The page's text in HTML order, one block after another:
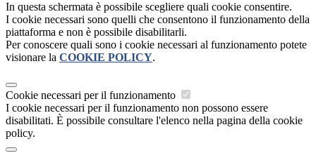
In questa schermata è possibile scegliere quali cookie consentire.
I cookie necessari sono quelli che consentono il funzionamento della
piattaforma e non è possibile disabilitarli.
Per conoscere quali sono i cookie necessari al funzionamento potete
visionare la COOKIE POLICY.
Cookie necessari per il funzionamento
I cookie necessari per il funzionamento non possono essere
disabilitati. È possibile consultare l'elenco nella pagina della cookie
policy.